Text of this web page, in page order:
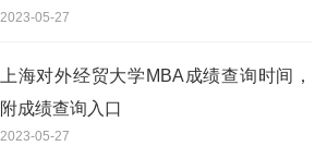
2023-05-27
上海对外经贸大学MBA成绩查询时间，
附成绩查询入口
2023-05-27